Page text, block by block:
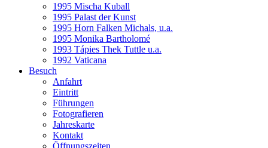
1995 Mischa Kuball
1995 Palast der Kunst
1995 Horn Falken Michals, u.a.
1995 Monika Bartholomé
1993 Tápies Thek Tuttle u.a.
1992 Vaticana
Besuch
Anfahrt
Eintritt
Führungen
Fotografieren
Jahreskarte
Kontakt
Öffnungszeiten